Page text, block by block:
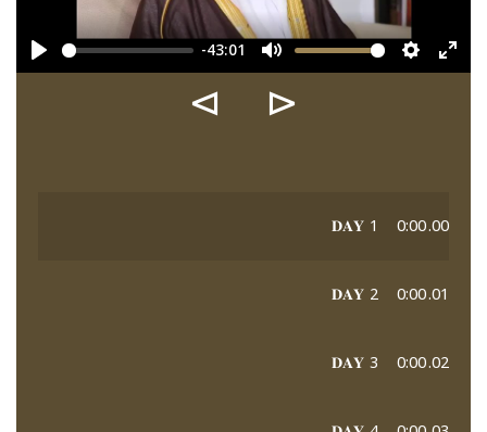
Play
-43:01
Mute Settings
⊲
⊳
00.
𝐃𝐀𝐘 1 0:00
01.
𝐃𝐀𝐘 2 0:00
02.
𝐃𝐀𝐘 3 0:00